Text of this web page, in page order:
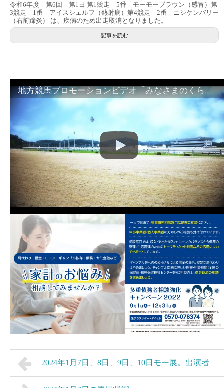
令和6年度 第6回 第1日 第1競走 5番 モーモーブラウン（感冒）第
3競走 1番 アイスシェルフ（熱射病）第4競走 2番 ニシケンバリー
（右前蹄炎） は、疾病のため出走取消となりました。
記事を読む
地方競馬プロモーションビデオ「みなさまのくらしのために」30秒篇｜NAR公式
2024年1月7日、8日、9日、10日モー展。出演者